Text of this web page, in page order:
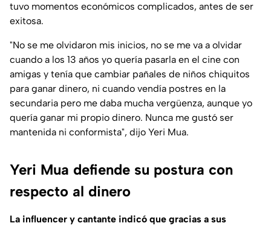
tuvo momentos económicos complicados, antes de ser
exitosa.
"No se me olvidaron mis inicios, no se me va a olvidar
cuando a los 13 años yo quería pasarla en el cine con
amigas y tenía que cambiar pañales de niños chiquitos
para ganar dinero, ni cuando vendía postres en la
secundaria pero me daba mucha vergüenza, aunque yo
quería ganar mi propio dinero. Nunca me gustó ser
mantenida ni conformista", dijo Yeri Mua.
Yeri Mua defiende su postura con
respecto al dinero
La influencer y cantante indicó que gracias a sus